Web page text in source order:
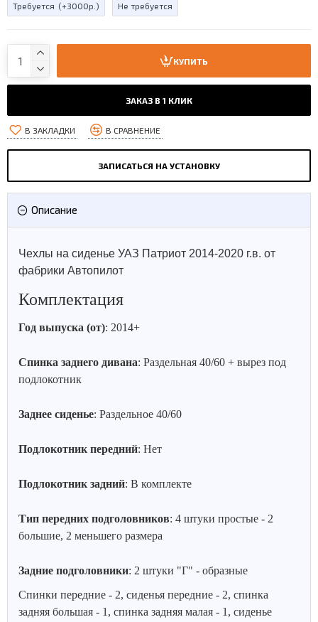
Требуется (+3000р.) Не требуется
КУПИТЬ
ЗАКАЗ В 1 КЛИК
В ЗАКЛАДКИ В СРАВНЕНИЕ
ЗАПИСАТЬСЯ НА УСТАНОВКУ
Описание
Чехлы на сиденье УАЗ Патриот 2014-2020 г.в. от
фабрики Автопилот
Комплектация
Год выпуска (от): 2014+
Спинка заднего дивана: Раздельная 40/60 + вырез под
подлокотник
Заднее сиденье: Раздельное 40/60
Подлокотник передний: Нет
Подлокотник задний: В комплекте
Тип передних подголовников: 4 штуки простые - 2
большие, 2 меньшего размера
Задние подголовники: 2 штуки "Г" - образные
Спинки передние - 2, сиденья передние - 2, спинка
задняя большая - 1, спинка задняя малая - 1, сиденье